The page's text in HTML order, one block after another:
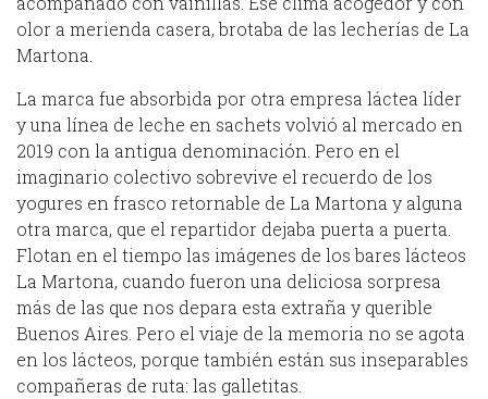
olor a merienda casera, brotaba de las lecherías de La
Martona.
La marca fue absorbida por otra empresa láctea líder
y una línea de leche en sachets volvió al mercado en
2019 con la antigua denominación. Pero en el
imaginario colectivo sobrevive el recuerdo de los
yogures en frasco retornable de La Martona y alguna
otra marca, que el repartidor dejaba puerta a puerta.
Flotan en el tiempo las imágenes de los bares lácteos
La Martona, cuando fueron una deliciosa sorpresa
más de las que nos depara esta extraña y querible
Buenos Aires. Pero el viaje de la memoria no se agota
en los lácteos, porque también están sus inseparables
compañeras de ruta: las galletitas.